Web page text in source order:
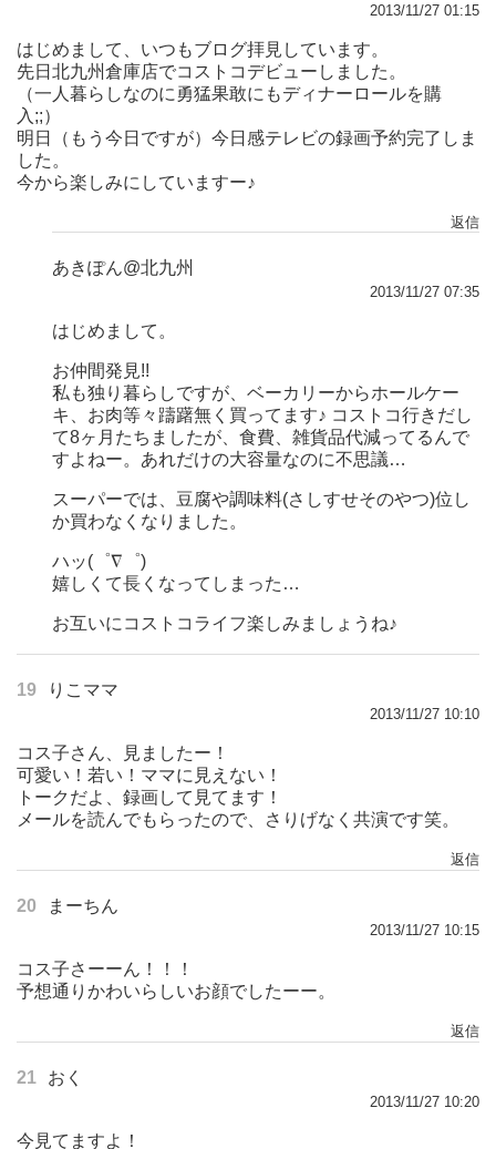
2013/11/27 01:15
はじめまして、いつもブログ拝見しています。
先日北九州倉庫店でコストコデビューしました。
（一人暮らしなのに勇猛果敢にもディナーロールを購
入;;）
明日（もう今日ですが）今日感テレビの録画予約完了しま
した。
今から楽しみにしていますー♪
返信
あきぽん@北九州
2013/11/27 07:35
はじめまして。
お仲間発見!!
私も独り暮らしですが、ベーカリーからホールケー
キ、お肉等々躊躇無く買ってます♪ コストコ行きだし
て8ヶ月たちましたが、食費、雑貨品代減ってるんで
すよねー。あれだけの大容量なのに不思議…
スーパーでは、豆腐や調味料(さしすせそのやつ)位し
か買わなくなりました。
ハッ(゜∇゜)
嬉しくて長くなってしまった…
お互いにコストコライフ楽しみましょうね♪
19 りこママ
2013/11/27 10:10
コス子さん、見ましたー！
可愛い！若い！ママに見えない！
トークだよ、録画して見てます！
メールを読んでもらったので、さりげなく共演です笑。
返信
20 まーちん
2013/11/27 10:15
コス子さーーん！！！
予想通りかわいらしいお顔でしたーー。
返信
21 おく
2013/11/27 10:20
今見てますよ！